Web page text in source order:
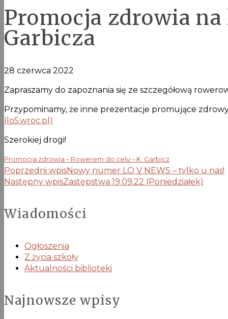
Promocja zdrowia
Garbicza
28 czerwca 2022
Zapraszamy do zapoznania się ze szczegółową
Przypominamy, że inne prezentacje promujące
(lo5.wroc.pl)
Szerokiej drogi!
Promocja zdrowia – Rowerem do celu – K. Garbicz
Poprzedni wpisNowy numer LO V NEWS – tylko u nas!
Następny wpisZastępstwa 19.09.22 (Poniedziałek)
Wiadomości
Ogłoszenia
Z życia szkoły
Aktualności biblioteki
Najnowsze wpisy